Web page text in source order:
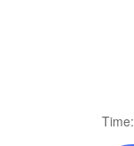
Time: